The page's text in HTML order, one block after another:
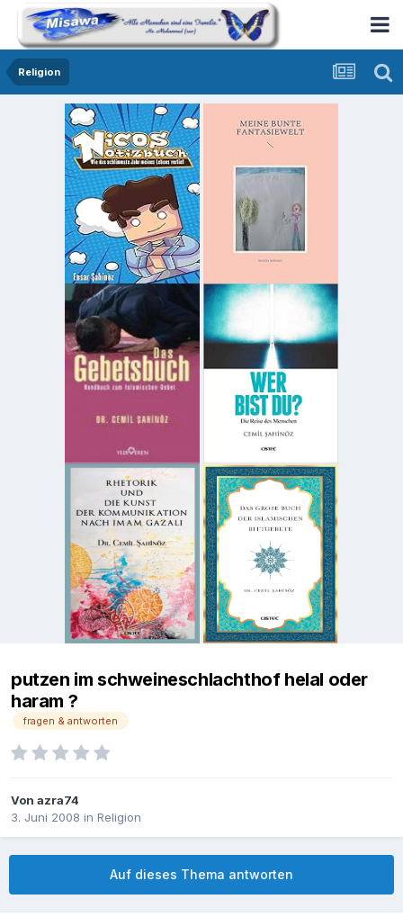
Religion
putzen im schweineschlachthof helal oder
haram ?
fragen & antworten
Von azra74
3. Juni 2008 in Religion
Auf dieses Thema antworten